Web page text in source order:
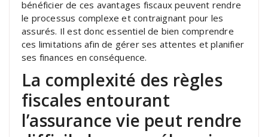
bénéficier de ces avantages fiscaux peuvent rendre
le processus complexe et contraignant pour les
assurés. Il est donc essentiel de bien comprendre
ces limitations afin de gérer ses attentes et planifier
ses finances en conséquence.
La complexité des règles
fiscales entourant
l’assurance vie peut rendre